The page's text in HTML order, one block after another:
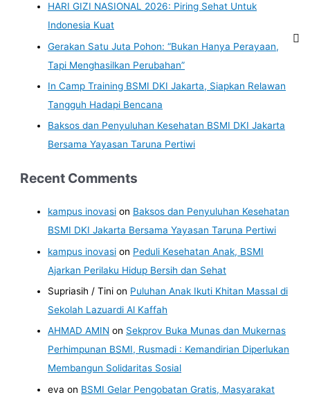
HARI GIZI NASIONAL 2026: Piring Sehat Untuk
Indonesia Kuat
Gerakan Satu Juta Pohon: “Bukan Hanya Perayaan,
Tapi Menghasilkan Perubahan”
In Camp Training BSMI DKI Jakarta, Siapkan Relawan
Tangguh Hadapi Bencana
Baksos dan Penyuluhan Kesehatan BSMI DKI Jakarta
Bersama Yayasan Taruna Pertiwi
Recent Comments
kampus inovasi on Baksos dan Penyuluhan Kesehatan
BSMI DKI Jakarta Bersama Yayasan Taruna Pertiwi
kampus inovasi on Peduli Kesehatan Anak, BSMI
Ajarkan Perilaku Hidup Bersih dan Sehat
Supriasih / Tini on Puluhan Anak Ikuti Khitan Massal di
Sekolah Lazuardi Al Kaffah
AHMAD AMIN on Sekprov Buka Munas dan Mukernas
Perhimpunan BSMI, Rusmadi : Kemandirian Diperlukan
Membangun Solidaritas Sosial
eva on BSMI Gelar Pengobatan Gratis, Masyarakat